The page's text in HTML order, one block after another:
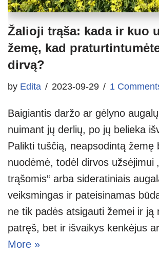
Žalioji trąša: kada ir kuo
žemę, kad
dirvą?
by Edita 2023-09-29 1
Baigiantis daržo ar gėlyno
nuimant jų derlių, po jų belieka
Palikti tuščią, neapsodintą žemę
nuodėmė, todėl dirvos užsėjimui
trąšomis“ arba sideratiniais
veiksmingas ir pateisinamas
ne tik padės atsigauti žemei ir ją
patręš, bet ir išvaikys kenkėjus
More »